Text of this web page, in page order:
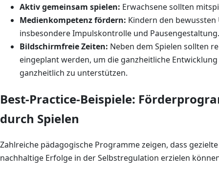
Aktiv gemeinsam spielen: Erwachsene sollten
Medienkompetenz fördern: Kindern den
insbesondere Impulskontrolle und Pausengestaltung.
Bildschirmfreie Zeiten: Neben dem Spielen sollten
eingeplant werden, um die ganzheitliche
ganzheitlich zu unterstützen.
Best-Practice-Beispiele:
durch Spielen
Zahlreiche pädagogische Programme zeigen, dass
nachhaltige Erfolge in der Selbstregulation erzielen